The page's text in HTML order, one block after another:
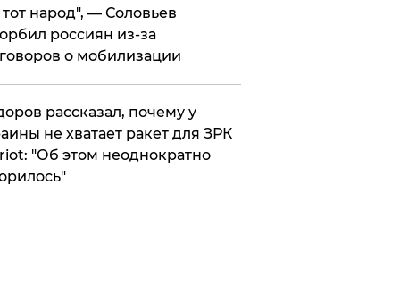
народ", — Соловьев
россиян из-за
о мобилизации
рассказал, почему у
не хватает ракет для ЗРК
"Об этом неоднократно